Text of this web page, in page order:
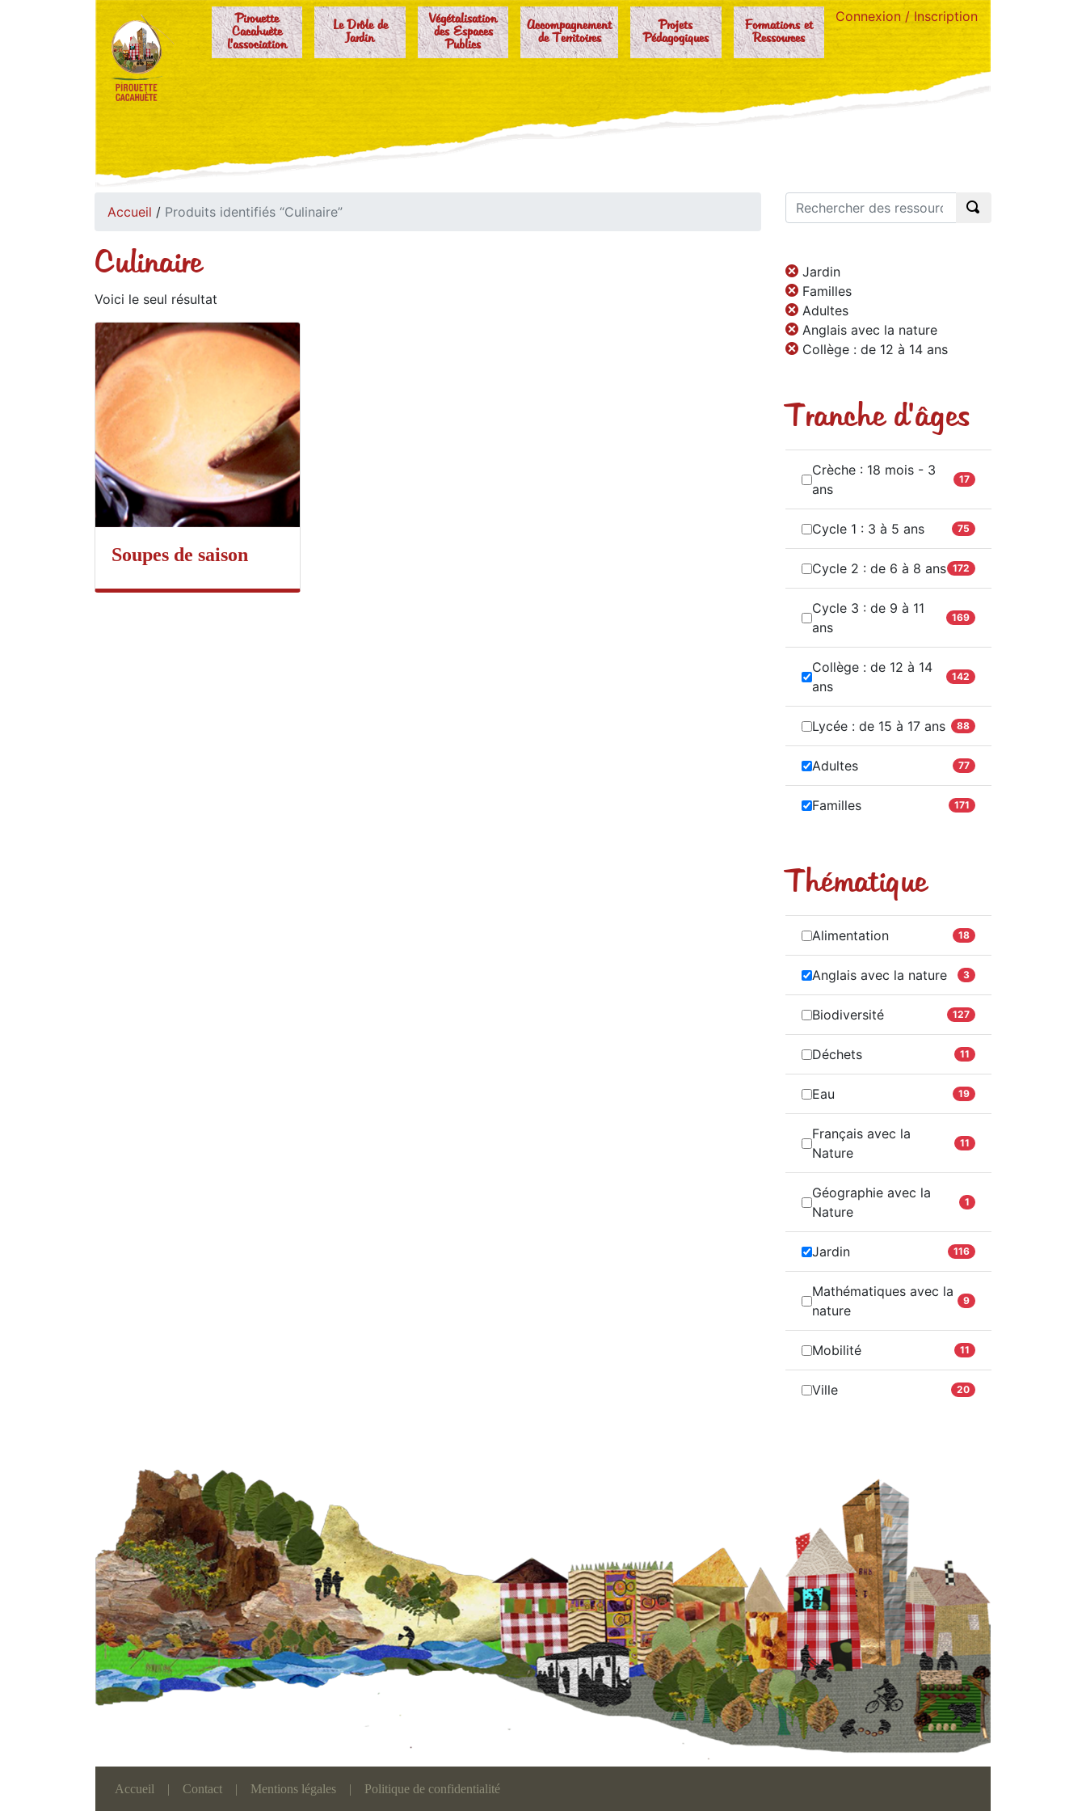
Pirouette
Cacahuète
l'association
Le Drôle de
Jardin
Végétalisation
des Espaces
Publics
Accompagnement
de Territoires
Projets
Pédagogiques
Formations et
Ressources
Connexion / Inscription
Accueil / Produits identifiés “Culinaire”
Culinaire
Voici le seul résultat
Soupes de saison
Jardin
Familles
Adultes
Anglais avec la nature
Collège : de 12 à 14 ans
Tranche d'âges
Crèche : 18 mois - 3
ans
17
Cycle 1 : 3 à 5 ans 75
Cycle 2 : de 6 à 8 ans 172
Cycle 3 : de 9 à 11
ans
169
Collège : de 12 à 14
ans
142
Lycée : de 15 à 17 ans 88
Adultes 77
Familles 171
Thématique
Alimentation 18
Anglais avec la nature 3
Biodiversité 127
Déchets 11
Eau 19
Français avec la
Nature
11
Géographie avec la
Nature
1
Jardin 116
Mathématiques avec la
nature
9
Mobilité 11
Ville 20
Accueil | Contact | Mentions légales | Politique de confidentialité